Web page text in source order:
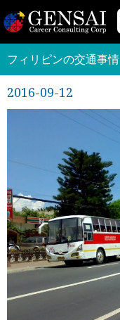
フィリピンの交通事情
2016-09-12